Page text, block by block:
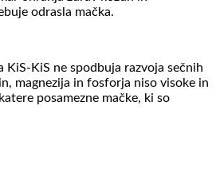
odrasla mačka.
KiS-KiS ne spodbuja razvoja sečnih
magnezija in fosforja niso visoke in
posamezne mačke, ki so